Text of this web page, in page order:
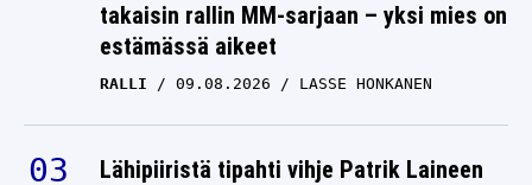
takaisin rallin MM-sarjaan – yksi mies on
estämässä aikeet
RALLI 09.08.2026 LASSE HONKANEN
Lähipiiristä tipahti vihje Patrik Laineen